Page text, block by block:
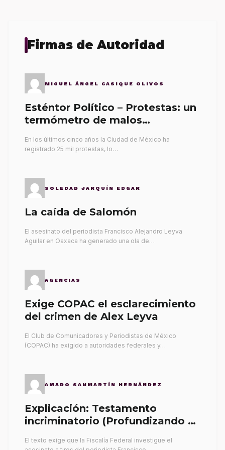
Firmas de Autoridad
MIGUEL ÁNGEL CASIQUE OLIVOS
Esténtor Político – Protestas: un
termómetro de malos
En los últimos cinco años la Ciudad de México ha
registrado 25 mil protestas, lo…
SOLEDAD JARQUÍN EDGAR
La caída de Salomón
El asesinato del periodista Francisco Alejandro Leyva
Aguilar en Oaxaca ha generado una ola de…
AGENCIAS
Exige COPAC el esclarecimiento
del crimen de Alex Leyva
El Club de Comunicadores y Periodistas de México
(COPAC) ha exigido a autoridades federales y…
AMADO SANMARTÍN HERNÁNDEZ
Explicación: Testamento
incriminatorio (Profundizando su
El texto exige que la Fiscalía Federal investigue el